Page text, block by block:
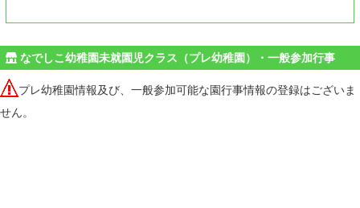
なでしこ幼稚園未就園児クラス（プレ幼稚園）・一般参加行事
プレ幼稚園情報及び、一般参加可能な園行事情報の登録はございま
せん。